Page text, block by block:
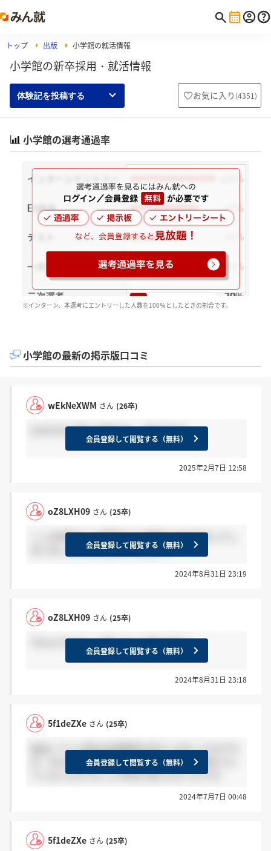
トップ 出版 小学館の就活情報
小学館の新卒採用・就活情報
体験記を投稿する お気に入り (4351)
小学館の選考通過率
※インターン、本選考にエントリーした人数を100％としたときの割合です。
小学館の最新の掲示版口コミ
wEkNeXWM さん (26卒)
ESがかなり重い印象です。 気を付けて
会員登録して閲覧する（無料）
2025年2月7日 12:58
oZ8LXH09 さん (25卒)
ここは作者さんの事件などで悪名の方が広まってし
まいましたがどうなんですかね、、
会員登録して閲覧する（無料）
2024年8月31日 23:19
oZ8LXH09 さん (25卒)
今からでもきっと遅くないと思います！
会員登録して閲覧する（無料）
2024年8月31日 23:18
5f1deZXe さん (25卒)
就活していた時は出版業界を見ていなかったのです
が，YouTube見て編集者の仕事の面白さに気がつい
てしまったのでもっと早めに知りたかったです．
会員登録して閲覧する（無料）
2024年7月7日 00:48
5f1deZXe さん (25卒)